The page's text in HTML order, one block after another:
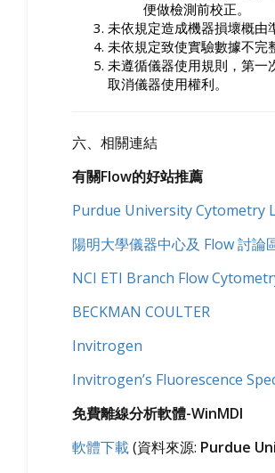
便做檢測前校正。
未依規定造成機器損壞概由
未依規定致使實驗數據不完
未遵循儀器使用規則，第一
取消儀器使用權利。
六、相關連結
有關Flow的好站推薦
Purdue University Cytometry
陽明大學儀器中心及 Flow討論
NCI ETI Branch Flow
BECKMAN COULTER
Invitrogen
Invitrogen’s Fluorescence
免費離線分析軟體-WinMDI
軟體下載(資料來源: Purdue